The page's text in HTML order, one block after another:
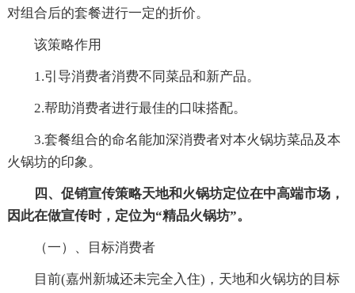
对组合后的套餐进行一定的折价。
该策略作用
1.引导消费者消费不同菜品和新产品。
2.帮助消费者进行最佳的口味搭配。
3.套餐组合的命名能加深消费者对本火锅坊菜品及本
火锅坊的印象。
四、促销宣传策略天地和火锅坊定位在中高端市场，
因此在做宣传时，定位为“精品火锅坊”。
（一）、目标消费者
目前(嘉州新城还未完全入住)，天地和火锅坊的目标